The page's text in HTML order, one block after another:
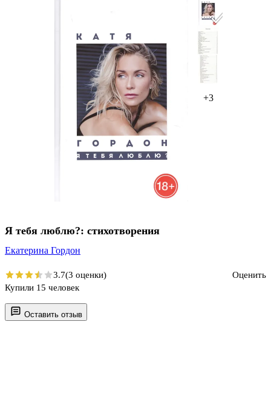
+3
Оставить отзыв
Я тебя люблю?: стихотворения
Екатерина Гордон
3.7(3 оценки)
Оценить
Купили 15 человек